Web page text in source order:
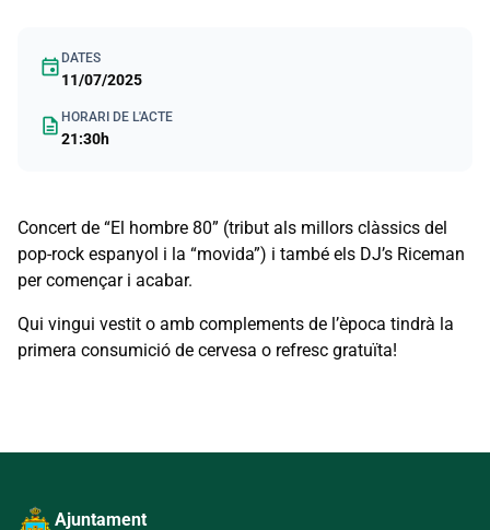
event DATES
11/07/2025
description HORARI DE L'ACTE
21:30h
Concert de “El hombre 80” (tribut als millors clàssics del
pop-rock espanyol i la “movida”) i també els DJ’s Riceman
per començar i acabar.
Qui vingui vestit o amb complements de l’època tindrà la
primera consumició de cervesa o refresc gratuïta!
Ajuntament